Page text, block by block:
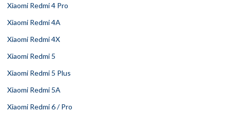
Xiaomi Redmi 4 Pro
Xiaomi Redmi 4A
Xiaomi Redmi 4X
Xiaomi Redmi 5
Xiaomi Redmi 5 Plus
Xiaomi Redmi 5A
Xiaomi Redmi 6 / Pro